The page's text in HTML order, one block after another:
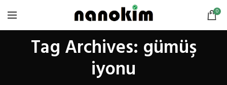
0
Tag Archives: gümüş
iyonu